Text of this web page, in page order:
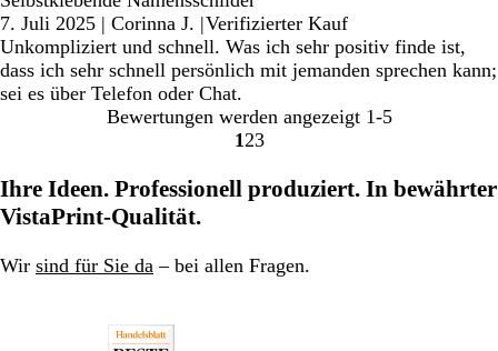
7. Juli 2025 | Corinna J. |Verifizierter Kauf
Unkompliziert und schnell. Was ich sehr positiv finde ist,
dass ich sehr schnell persönlich mit jemanden sprechen kann;
sei es über Telefon oder Chat.
Bewertungen werden angezeigt 1-5
Gehe
Seite
1Gehe
Seite
2Gehe
Seite
3
Ihre Ideen. Professionell produziert. In bewährter
VistaPrint-Qualität.
Wir sind für Sie da – bei allen Fragen.